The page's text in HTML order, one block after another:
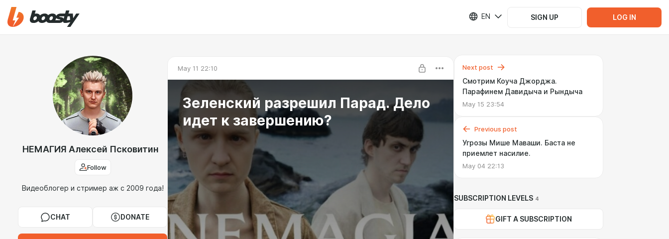
EN SIGN UP LOG IN
НЕМАГИЯ Алексей Псковитин
Follow
Видеоблогер и стример аж с 2009 года!
CHAT DONATE
May 11 22:10
Зеленский разрешил Парад. Дело
идет к завершению?
Next post
Смотрим Коуча Джорджа.
Парафинем Давидыча и Рындыча
May 15 23:54
Previous post
Угрозы Мише Маваши. Баста не
приемлет насилие.
May 04 22:13
SUBSCRIPTION LEVELS 4
GIFT A SUBSCRIPTION